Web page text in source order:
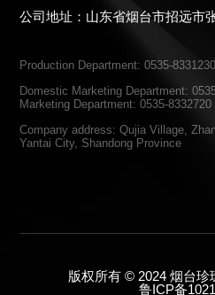
公司地址：山东省烟台市招远市
Production Department: 0535-8331230
Domestic Marketing Department:
Marketing Department: 0535-8332720
Company address: Qujia Village,
Yantai City, Shandong Province
版权所有 © 2024 烟台珍
鲁ICP备